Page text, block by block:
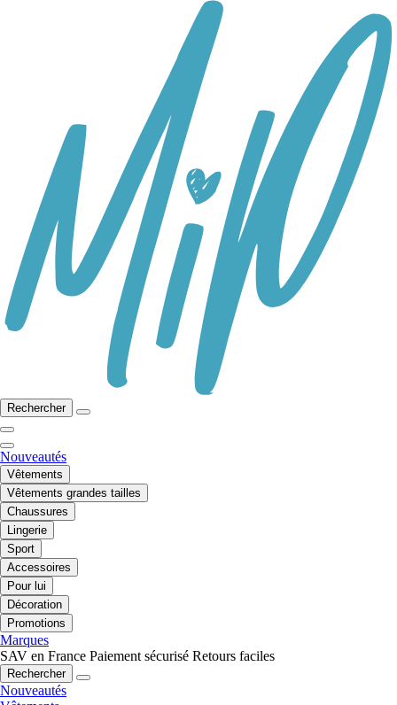
Rechercher
Nouveautés
Vêtements
Vêtements grandes tailles
Chaussures
Lingerie
Sport
Accessoires
Pour lui
Décoration
Promotions
Marques
SAV en France Paiement sécurisé Retours faciles
Rechercher
Nouveautés